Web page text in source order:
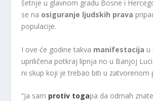
šetnje u glavnom gradu Bosne i
se na osiguranje ljudskih prava
populacije.
I ove će godine takva manifestacija u
upriličena potkraj lipnja no u Banjoj Luci
ni skup koji je trebao biti u zatvorenom
“Ja sam protiv togapa da odmah